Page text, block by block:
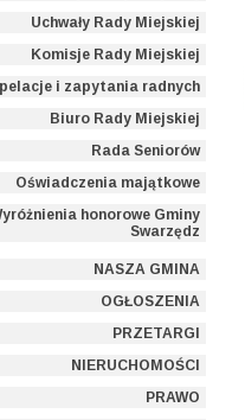
Uchwały Rady Miejskiej
Komisje Rady Miejskiej
i zapytania radnych
Biuro Rady Miejskiej
Rada Seniorów
Oświadczenia majątkowe
honorowe Gminy
Swarzędz
NASZA GMINA
OGŁOSZENIA
PRZETARGI
NIERUCHOMOŚCI
PRAWO